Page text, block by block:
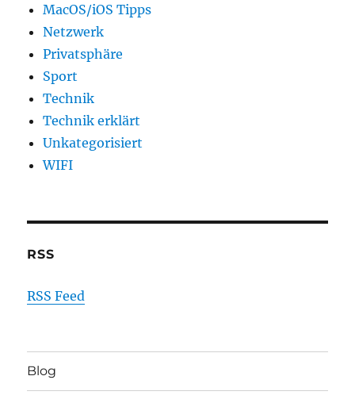
MacOS/iOS Tipps
Netzwerk
Privatsphäre
Sport
Technik
Technik erklärt
Unkategorisiert
WIFI
RSS
RSS Feed
Blog